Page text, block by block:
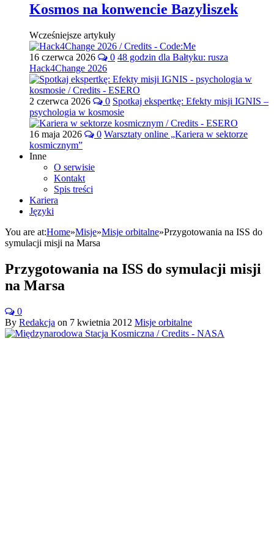
Kosmos na konwencie Bazyliszek
Wcześniejsze artykuły
16 czerwca 2026 0 48 godzin dla Bałtyku: rusza
Hack4Change 2026
2 czerwca 2026 0 Spotkaj ekspertkę: Efekty misji IGNIS –
psychologia w kosmosie
16 maja 2026 0 Warsztaty online „Kariera w sektorze
kosmicznym”
Inne
O serwisie
Kontakt
Spis treści
Kariera
Języki
You are at:Home»Misje»Misje orbitalne»Przygotowania na ISS do
symulacji misji na Marsa
Przygotowania na ISS do symulacji misji
na Marsa
0
By Redakcja on 7 kwietnia 2012 Misje orbitalne